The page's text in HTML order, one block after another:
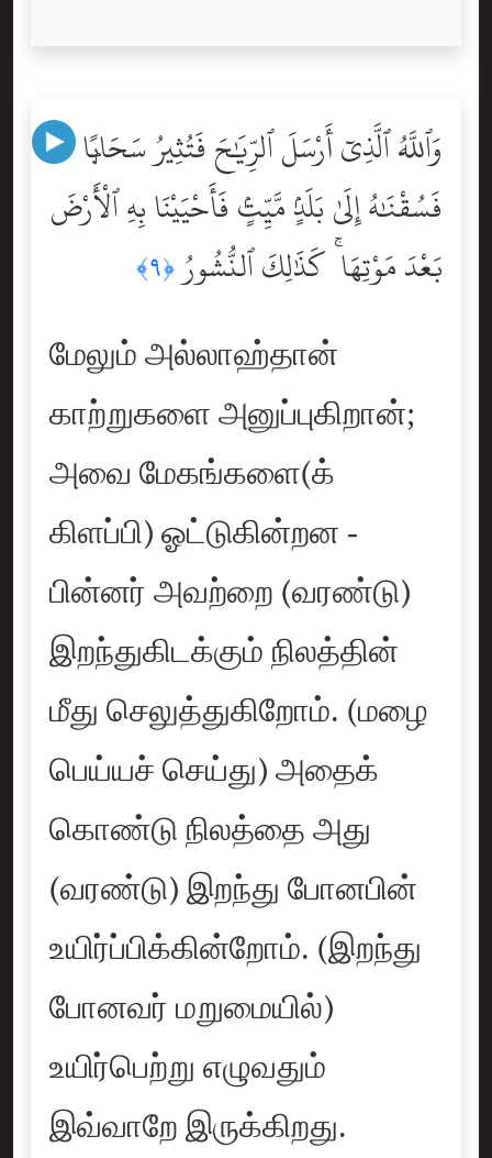
وَٱللَّهُ ٱلَّذِىٓ أَرْسَلَ ٱلرِّيَٰحَ فَتُثِيرُ سَحَابًۭا
فَسُقْنَٰهُ إِلَىٰ بَلَدٍۢ مَّيِّتٍۢ فَأَحْيَيْنَا بِهِ ٱلْأَرْضَ
بَعْدَ مَوْتِهَا ۚ كَذَٰلِكَ ٱلنُّشُورُ ﴿٩﴾
மேலும் அல்லாஹ்தான்
காற்றுகளை அனுப்புகிறான்;
அவை மேகங்களை(க்
கிளப்பி) ஓட்டுகின்றன -
பின்னர் அவற்றை (வரண்டு)
இறந்துகிடக்கும் நிலத்தின்
மீது செலுத்துகிறோம். (மழை
பெய்யச் செய்து) அதைக்
கொண்டு நிலத்தை அது
(வரண்டு) இறந்து போனபின்
உயிர்ப்பிக்கின்றோம். (இறந்து
போனவர் மறுமையில்)
உயிர்பெற்று எழுவதும்
இவ்வாறே இருக்கிறது.